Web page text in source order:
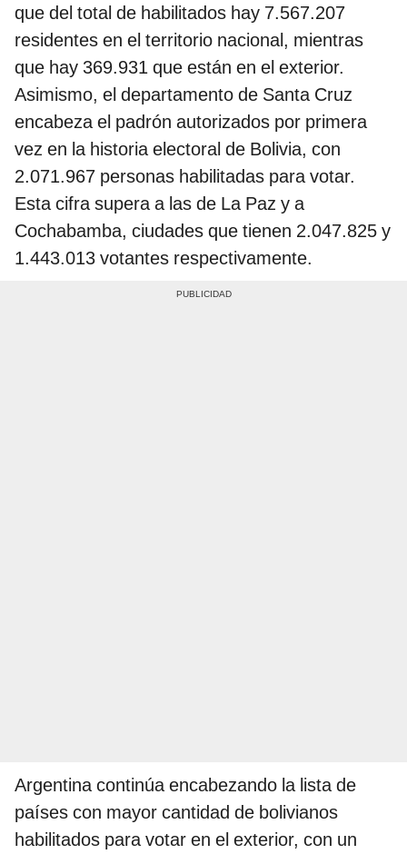
que del total de habilitados hay 7.567.207
residentes en el territorio nacional, mientras
que hay 369.931 que están en el exterior.
Asimismo, el departamento de Santa Cruz
encabeza el padrón autorizados por primera
vez en la historia electoral de Bolivia, con
2.071.967 personas habilitadas para votar.
Esta cifra supera a las de La Paz y a
Cochabamba, ciudades que tienen 2.047.825 y
1.443.013 votantes respectivamente.
Argentina continúa encabezando la lista de
países con mayor cantidad de bolivianos
habilitados para votar en el exterior, con un